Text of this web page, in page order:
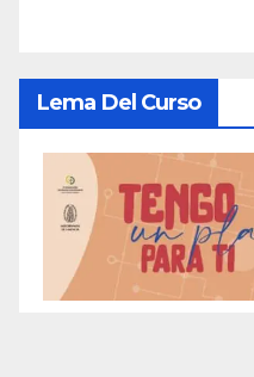
Lema Del Curso